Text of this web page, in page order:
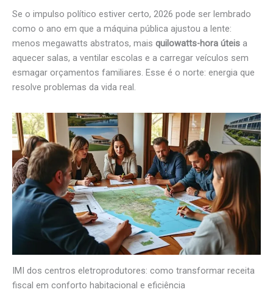
Se o impulso político estiver certo, 2026 pode ser lembrado
como o ano em que a máquina pública ajustou a lente:
menos megawatts abstratos, mais quilowatts-hora úteis a
aquecer salas, a ventilar escolas e a carregar veículos sem
esmagar orçamentos familiares. Esse é o norte: energia que
resolve problemas da vida real.
IMI dos centros eletroprodutores: como transformar receita
fiscal em conforto habitacional e eficiência